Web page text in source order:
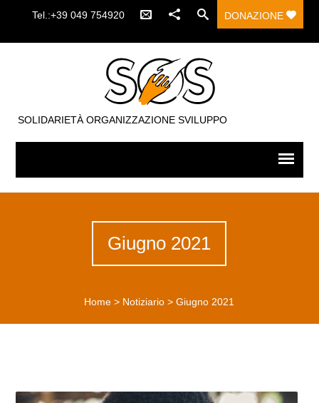
Tel.:+39 049 754920 DONAZIONE
SOLIDARIETÀ ORGANIZZAZIONE SVILUPPO
Giugno 2021
Home > Notiziario >Giugno 2021